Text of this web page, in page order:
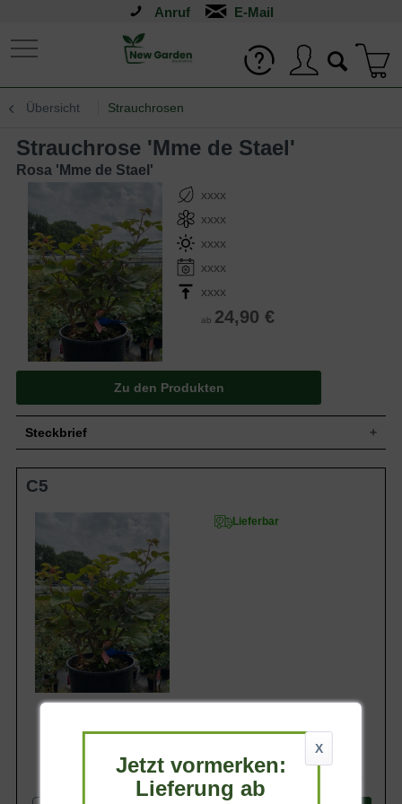
Anruf
Übersicht Strauchrosen
Strauchrose 'Mme de Stael'
Rosa 'Mme de Stael'
xxxx
xxxx
xxxx
xxxx
xxxx
ab 24,90 €
Zu den Produkten
Steckbrief
Wuchs
xxxx
Wuchshöhe
Blütezeit
xxxx
Rinde
xxxx
Wurzeln
xxxx
Boden
xxxx
Standort
xxxx
Eigenschaften xxxx
C5
Lieferbar
X
Jetzt vormerken:
Lieferung ab